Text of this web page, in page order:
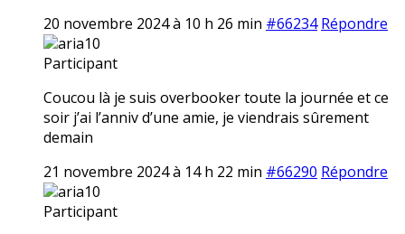
20 novembre 2024 à 10 h 26 min #66234 Répondre
aria10
Participant
Coucou là je suis overbooker toute la journée et ce
soir j’ai l’anniv d’une amie, je viendrais sûrement
demain
21 novembre 2024 à 14 h 22 min #66290 Répondre
aria10
Participant